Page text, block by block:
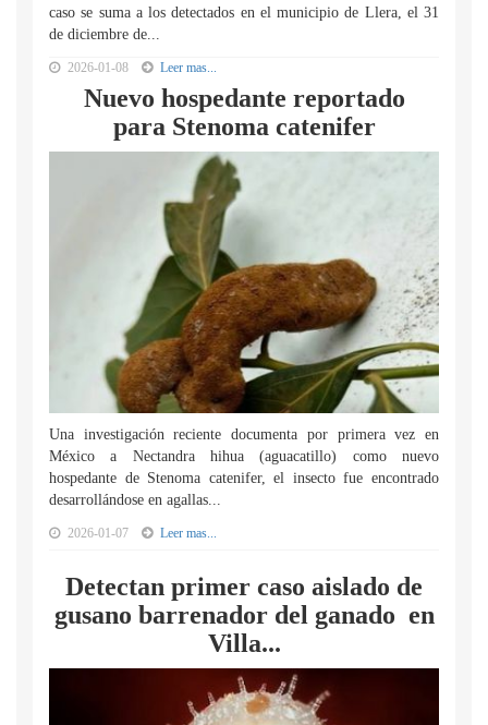
caso se suma a los detectados en el municipio de Llera, el 31
de diciembre de...
2026-01-08 Leer mas...
Nuevo hospedante reportado
para Stenoma catenifer
Una investigación reciente documenta por primera vez en
México a Nectandra hihua (aguacatillo) como nuevo
hospedante de Stenoma catenifer, el insecto fue encontrado
desarrollándose en agallas...
2026-01-07 Leer mas...
Detectan primer caso aislado de
gusano barrenador del ganado en
Villa...